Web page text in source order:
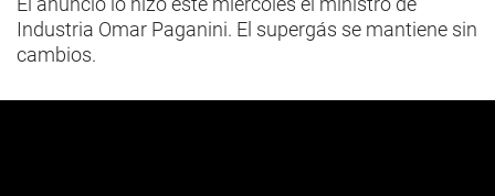
Industria Omar Paganini. El supergás se mantiene sin
cambios.